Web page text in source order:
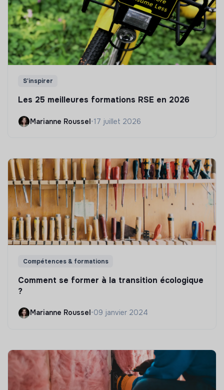
S'inspirer
Les 25 meilleures formations RSE en 2026
Marianne Roussel•17 juillet 2026
Compétences & formations
Comment se former à la transition écologique
?
Marianne Roussel •09 janvier 2024